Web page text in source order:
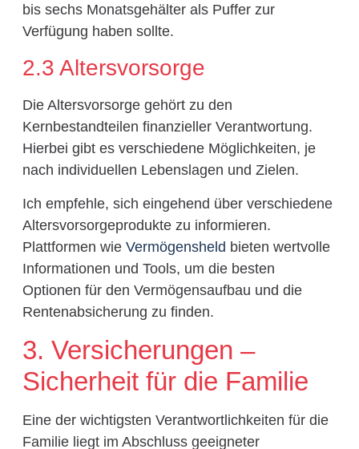
bis sechs Monatsgehälter als Puffer zur
Verfügung haben sollte.
2.3 Altersvorsorge
Die Altersvorsorge gehört zu den
Kernbestandteilen finanzieller Verantwortung.
Hierbei gibt es verschiedene Möglichkeiten, je
nach individuellen Lebenslagen und Zielen.
Ich empfehle, sich eingehend über verschiedene
Altersvorsorgeprodukte zu informieren.
Plattformen wie Vermögensheld bieten wertvolle
Informationen und Tools, um die besten
Optionen für den Vermögensaufbau und die
Rentenabsicherung zu finden.
3. Versicherungen –
Sicherheit für die Familie
Eine der wichtigsten Verantwortlichkeiten für die
Familie liegt im Abschluss geeigneter